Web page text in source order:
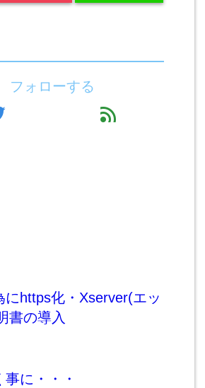
フォローする
feed
https化・Xserver(エッ
書の導入
に・・・